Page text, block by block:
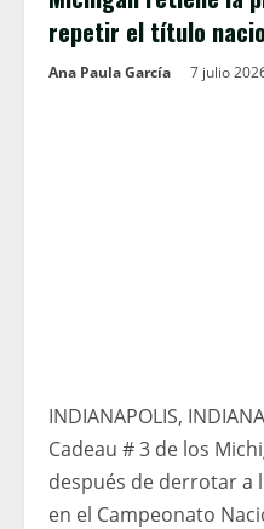
repetir el título
Ana Paula García 7 julio
INDIANAPOLIS,
Cadeau # 3 de los
después de derrotar a
en el Campeonato